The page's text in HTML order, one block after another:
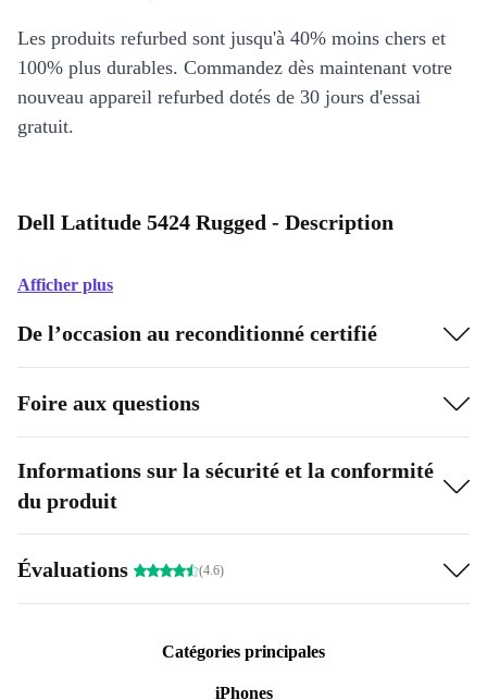
Les produits refurbed sont jusqu'à 40% moins chers et
100% plus durables. Commandez dès maintenant votre
nouveau appareil refurbed dotés de 30 jours d'essai
gratuit.
Dell Latitude 5424 Rugged - Description
Afficher plus
De l’occasion au reconditionné certifié
Foire aux questions
Informations sur la sécurité et la conformité
du produit
Évaluations (4.6)
Catégories principales
iPhones